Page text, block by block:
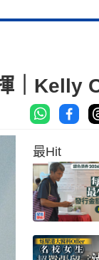
｜Kelly
最Hit